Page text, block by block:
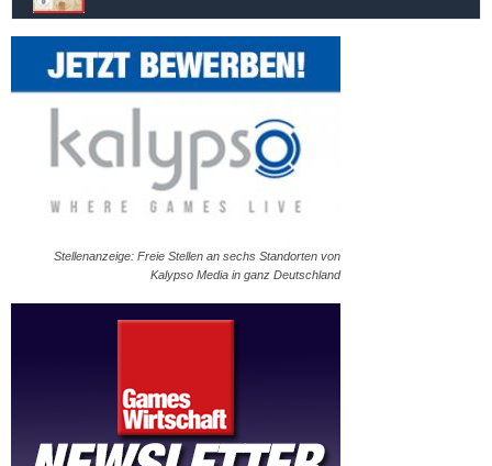
Stellenanzeige: Freie Stellen an sechs Standorten von
Kalypso Media in ganz Deutschland